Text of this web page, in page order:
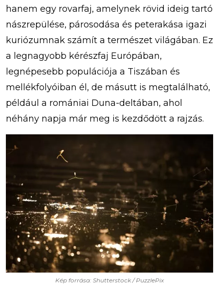
hanem egy rovarfaj, amelynek rövid ideig tartó
nászrepülése, párosodása és peterakása igazi
kuriózumnak számít a természet világában. Ez
a legnagyobb kérészfaj Európában,
legnépesebb populációja a Tiszában és
mellékfolyóiban él, de másutt is megtalálható,
például a romániai Duna-deltában, ahol
néhány napja már meg is kezdődött a rajzás.
Kép forrása: Shutterstock / PuzzlePix